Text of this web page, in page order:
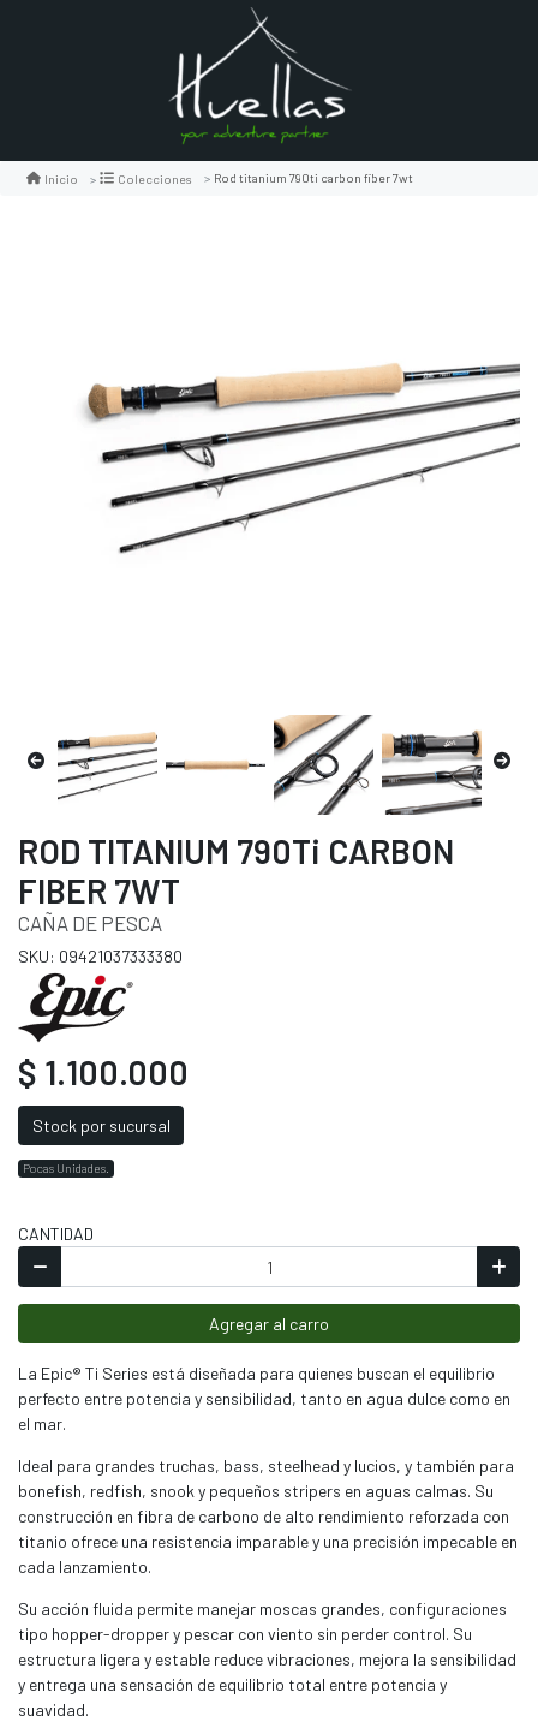
Inicio Colecciones Rod titanium 790ti carbon fiber 7wt
ROD TITANIUM 790Ti CARBON
FIBER 7WT
CAÑA DE PESCA
SKU: 09421037333380
$ 1.100.000
Stock por sucursal
Pocas Unidades.
CANTIDAD
Agregar al carro
La Epic® Ti Series está diseñada para quienes buscan el equilibrio
perfecto entre potencia y sensibilidad, tanto en agua dulce como en
el mar.
Ideal para grandes truchas, bass, steelhead y lucios, y también para
bonefish, redfish, snook y pequeños stripers en aguas calmas. Su
construcción en fibra de carbono de alto rendimiento reforzada con
titanio ofrece una resistencia imparable y una precisión impecable en
cada lanzamiento.
Su acción fluida permite manejar moscas grandes, configuraciones
tipo hopper-dropper y pescar con viento sin perder control. Su
estructura ligera y estable reduce vibraciones, mejora la sensibilidad
y entrega una sensación de equilibrio total entre potencia y
suavidad.